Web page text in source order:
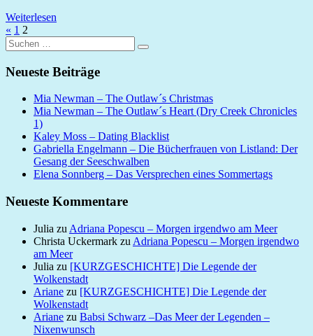
Weiterlesen
Seitennummerierung
der
Beiträge
« Vorherige
Beiträge
1 2
Suchen
nach:
Suchen
Neueste Beiträge
Mia Newman – The Outlaw´s Christmas
Mia Newman – The Outlaw´s Heart (Dry Creek Chronicles
1)
Kaley Moss – Dating Blacklist
Gabriella Engelmann – Die Bücherfrauen von Listland: Der
Gesang der Seeschwalben
Elena Sonnberg – Das Versprechen eines Sommertags
Neueste Kommentare
Julia zu Adriana Popescu – Morgen irgendwo am Meer
Christa Uckermark zu Adriana Popescu – Morgen irgendwo
am Meer
Julia zu [KURZGESCHICHTE] Die Legende der
Wolkenstadt
Ariane zu [KURZGESCHICHTE] Die Legende der
Wolkenstadt
Ariane zu Babsi Schwarz –Das Meer der Legenden –
Nixenwunsch